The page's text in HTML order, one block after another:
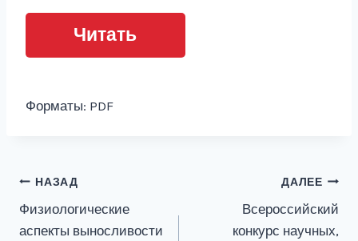
Читать
Форматы: PDF
Навигация
по
НАЗАД
Физиологические
аспекты выносливости
ДАЛЕЕ
Всероссийский
конкурс научных,